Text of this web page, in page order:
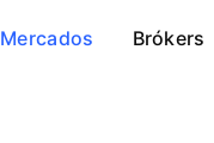
Mercados Brókers